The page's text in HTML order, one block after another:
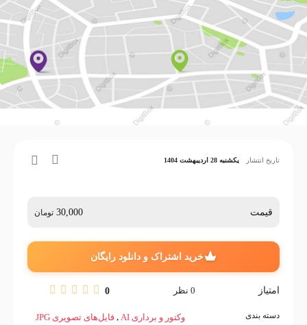
تاریخ انتشار یکشنبه 28 اردیبهشت 1404
قیمت 30,000 تومان
خرید اشتراک و دانلود رایگان
امتیاز 0 نظر 0
دسته بندی وکتور و برداری AI , فایل‌های تصویری JPG